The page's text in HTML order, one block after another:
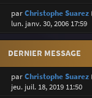
parChristophe Suarez
lun. janv. 30, 2006 17:59
DERNIER MESSAGE
parChristophe Suarez
jeu. juil. 18, 2019 11:50